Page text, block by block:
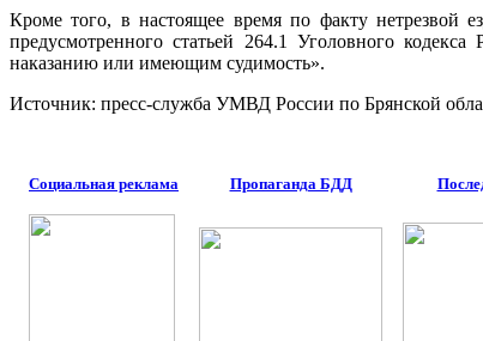
Кроме того, в настоящее время по факту нетрезвой
предусмотренного статьей 264.1 Уголовного
наказанию или имеющим судимость».
Источник: пресс-служба УМВД России по Брянской
Социальная реклама Пропаганда БДД